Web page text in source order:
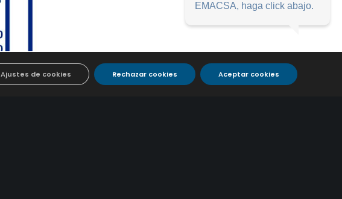
Aceptar cookies
Rechazar cookies
Ajustes de cookies
EMACSA, haga click abajo.